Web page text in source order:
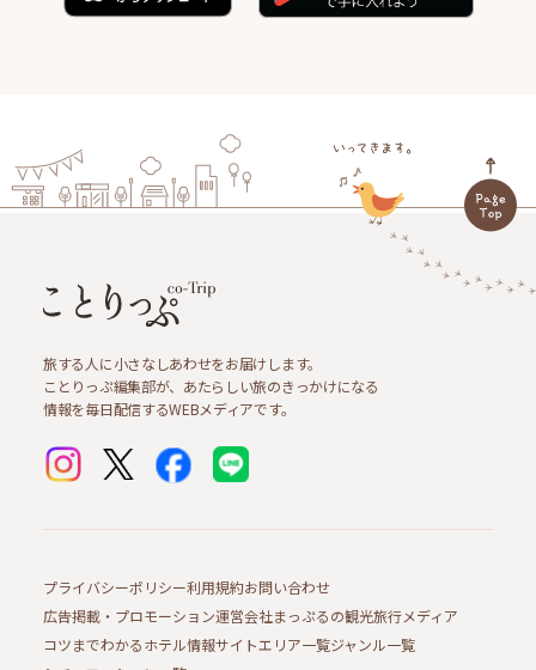
旅する人に小さなしあわせをお届けします。
ことりっぷ編集部が、あたらしい旅のきっかけになる
情報を毎日配信するWEBメディアです。
プライバシーポリシー利用規約お問い合わせ
広告掲載・プロモーション運営会社まっぷるの観光旅行メディア
コツまでわかるホテル情報サイトエリア一覧ジャンル一覧